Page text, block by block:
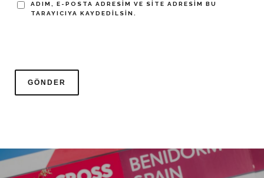
ADIM, E-POSTA ADRESIM VE SITE ADRESIM BU
TARAYICIYA KAYDEDILSIN.